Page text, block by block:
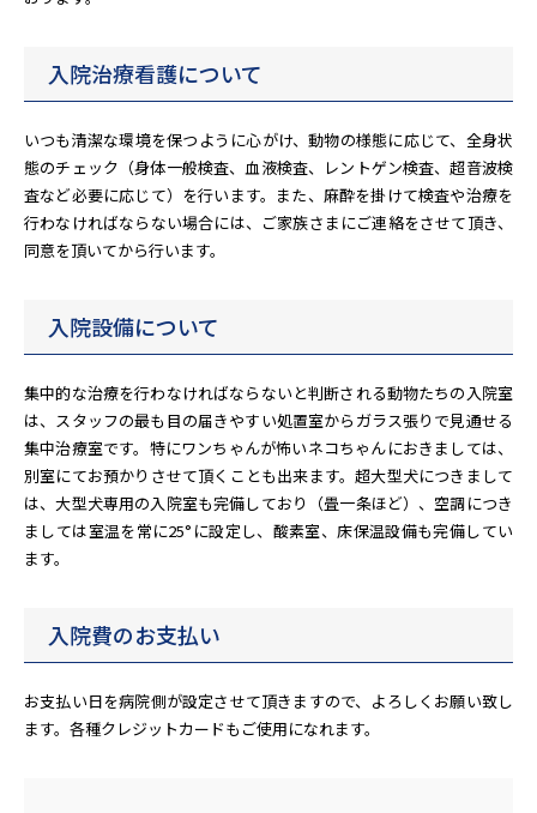
入院治療看護について
いつも清潔な環境を保つように心がけ、動物の様態に応じて、全身状
態のチェック（身体一般検査、血液検査、レントゲン検査、超音波検
査など必要に応じて）を行います。また、麻酔を掛けて検査や治療を
行わなければならない場合には、ご家族さまにご連絡をさせて頂き、
同意を頂いてから行います。
入院設備について
集中的な治療を行わなければならないと判断される動物たちの入院室
は、スタッフの最も目の届きやすい処置室からガラス張りで見通せる
集中治療室です。特にワンちゃんが怖いネコちゃんにおきましては、
別室にてお預かりさせて頂くことも出来ます。超大型犬につきまして
は、大型犬専用の入院室も完備しており（畳一条ほど）、空調につき
ましては室温を常に25°に設定し、酸素室、床保温設備も完備してい
ます。
入院費のお支払い
お支払い日を病院側が設定させて頂きますので、よろしくお願い致し
ます。各種クレジットカードもご使用になれます。